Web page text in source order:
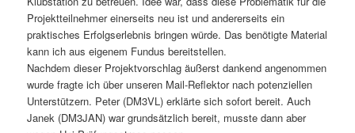
Projektteilnehmer einerseits neu ist und andererseits ein
praktisches Erfolgserlebnis bringen würde. Das benötigte Material
kann ich aus eigenem Fundus bereitstellen.
Nachdem dieser Projektvorschlag äußerst dankend angenommen
wurde fragte ich über unseren Mail-Reflektor nach potenziellen
Unterstützern. Peter (DM3VL) erklärte sich sofort bereit. Auch
Janek (DM3JAN) war grundsätzlich bereit, musste dann aber